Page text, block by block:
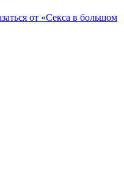
от «Секса в большом